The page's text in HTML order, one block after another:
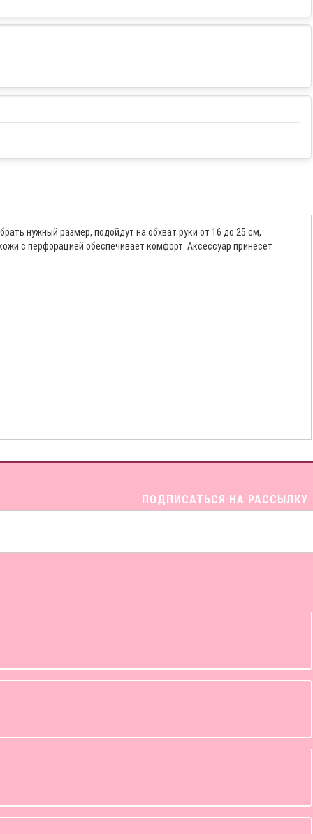
нужный размер, подойдут на обхват руки от 16 до 25 см,
с перфорацией обеспечивает комфорт. Аксессуар принесет
ПОДПИСАТЬСЯ НА РАССЫЛКУ